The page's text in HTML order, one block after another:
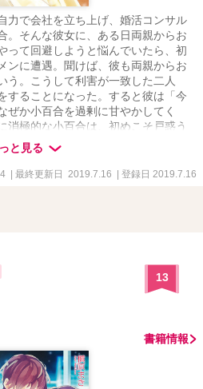
力で会社を立ち上げ、婚活コンサル
。そんな彼女に、ある日両親からお
って回避しようと悩んでいたら、初
ンに遭遇。聞けば、彼も両親からお
う。こうして利害が一致した二人
することになった。すると彼は「今
ぜか小百合を過剰に甘やかしてく
消極的な小百合は、初めこそ戸惑う
直になれない令嬢の意地っ張りラ
と見る
| 最終更新日 2019.7.16 | 登録日 2019.7.16
13
書籍情報